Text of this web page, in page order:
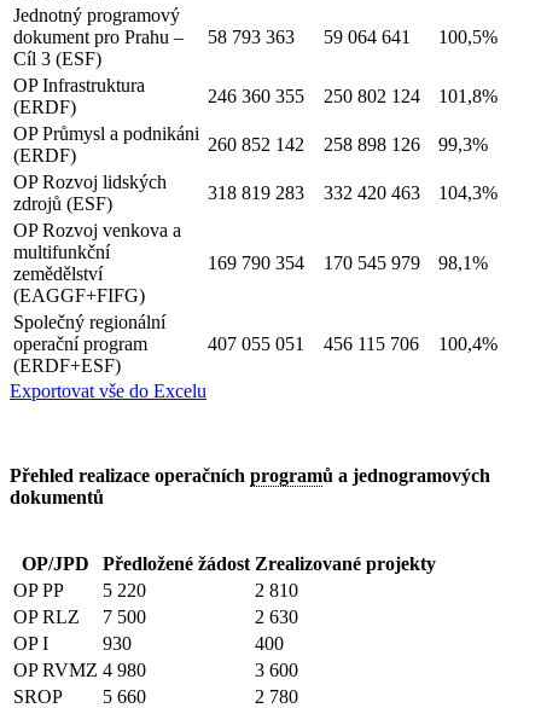
Jednotný programový
dokument pro Prahu –
Cíl 3 (ESF)
58 793 363 59 064 641 100,5%
OP Infrastruktura
(ERDF)
246 360 355 250 802 124
101,8%
OP Průmysl a podnikáni
(ERDF)
260 852 142 258 898 126
99,3%
OP Rozvoj lidských
zdrojů (ESF)
318 819 283 332 420 463
104,3%
OP Rozvoj venkova a
multifunkční
zemědělství
(EAGGF+FIFG)
169 790 354 170 545 979 98,1%
Společný regionální
operační program
(ERDF+ESF)
407 055 051 456 115 706 100,4%
Exportovat vše do Excelu
Přehled realizace operačních programů a jednogramových
dokumentů
OP/JPD Předložené žádost Zrealizované projekty
OP PP
5 220
2 810
OP RLZ
7 500
2 630
OP I
930
400
OP RVMZ 4 980
3 600
SROP
5 660
2 780